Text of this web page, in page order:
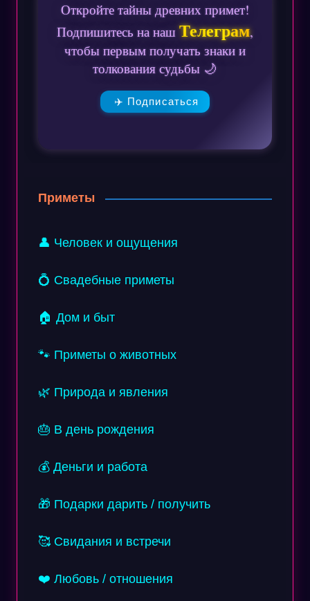
Откройте тайны древних примет!
Подпишитесь на нашТелеграм,
чтобы первым получать знаки и
толкования судьбы 🌙
✈️ Подписаться
Приметы
👤 Человек и ощущения
💍 Свадебные приметы
🏠 Дом и быт
🐾 Приметы о животных
🌿 Природа и явления
🎂 В день рождения
💰 Деньги и работа
🎁 Подарки дарить / получить
🥰 Свидания и встречи
❤️ Любовь / отношения